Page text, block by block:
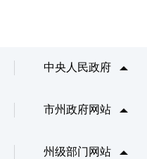
中央人民政府
市州政府网站
州级部门网站